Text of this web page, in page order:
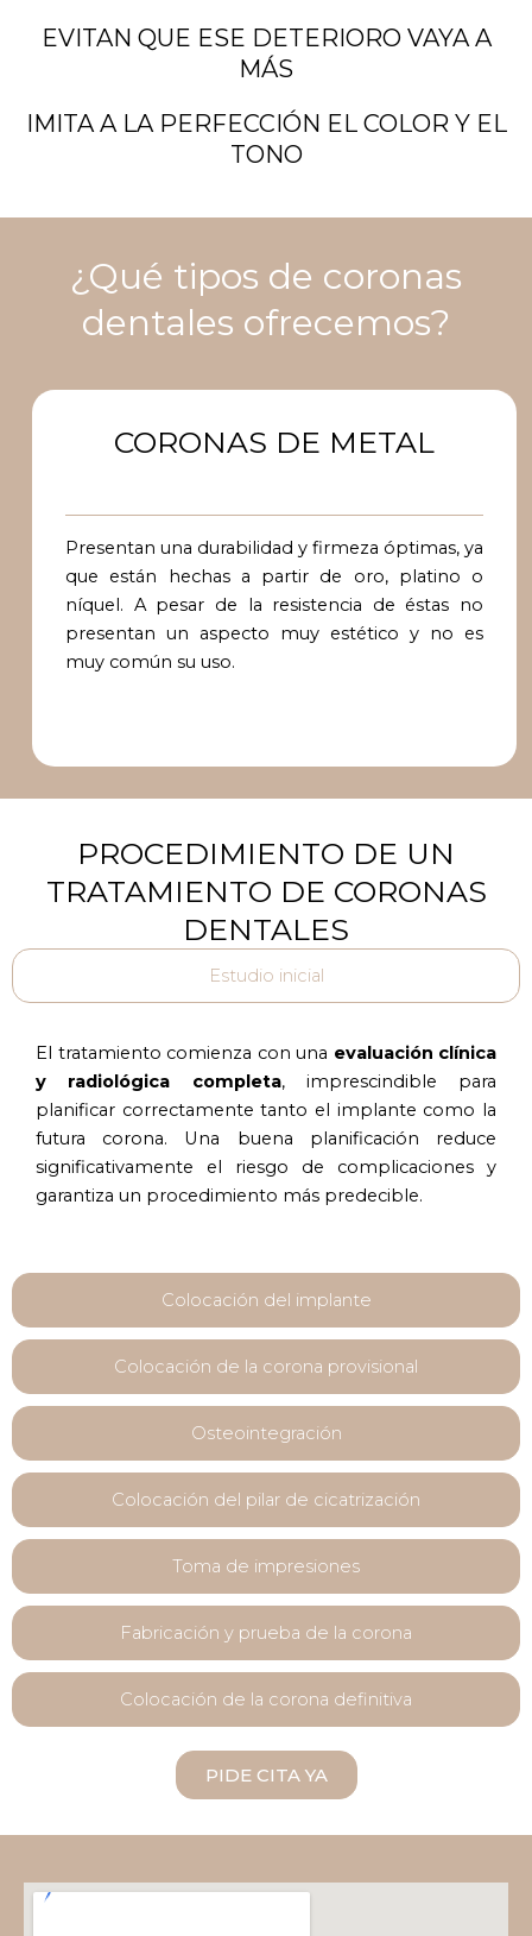
EVITAN QUE ESE DETERIORO VAYA A
MÁS
IMITA A LA PERFECCIÓN EL COLOR Y EL
TONO
¿Qué tipos de coronas
dentales ofrecemos?
CORONAS DE METAL
Presentan una durabilidad y firmeza óptimas, ya
que están hechas a partir de oro, platino o
níquel. A pesar de la resistencia de éstas no
presentan un aspecto muy estético y no es
muy común su uso.
PROCEDIMIENTO DE UN
TRATAMIENTO DE CORONAS
DENTALES
Estudio inicial
Colocación del implante
Colocación de la corona provisional
Osteointegración
Colocación del pilar de cicatrización
Toma de impresiones
Fabricación y prueba de la corona
Colocación de la corona definitiva
El tratamiento comienza con una evaluación clínica
y radiológica completa, imprescindible para
planificar correctamente tanto el implante como la
futura corona. Una buena planificación reduce
significativamente el riesgo de complicaciones y
garantiza un procedimiento más predecible.
PIDE CITA YA